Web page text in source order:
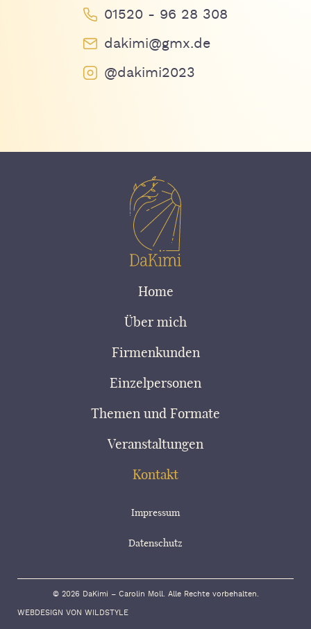
01520 - 96 28 308
dakimi@gmx.de
@dakimi2023
Home
Über mich
Firmenkunden
Einzelpersonen
Themen und Formate
Veranstaltungen
Kontakt
Impressum
Datenschutz
© 2026 DaKimi – Carolin Moll. Alle Rechte vorbehalten.
WEBDESIGN VON WILDSTYLE